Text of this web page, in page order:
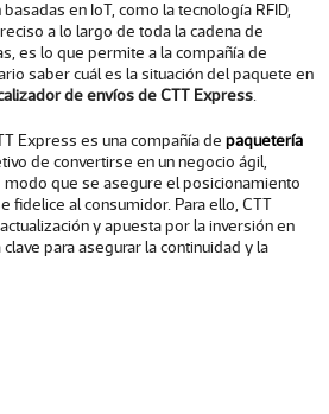
en IoT, como la tecnología RFID,
a lo largo de toda la cadena de
es lo que permite a la compañía de
saber cuál es la situación del paquete en
de envíos de CTT Express
Express es una compañía de paquetería
de convertirse en un negocio ágil,
que se asegure el posicionamiento
fidelice al consumidor. Para ello, CTT
y apuesta por la inversión en
para asegurar la continuidad y la